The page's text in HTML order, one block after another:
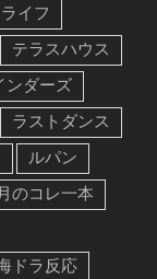
イフ
テラスハウス
ンダーズ
ラストダンス
ルパン
のコレ一本
ドラ反応